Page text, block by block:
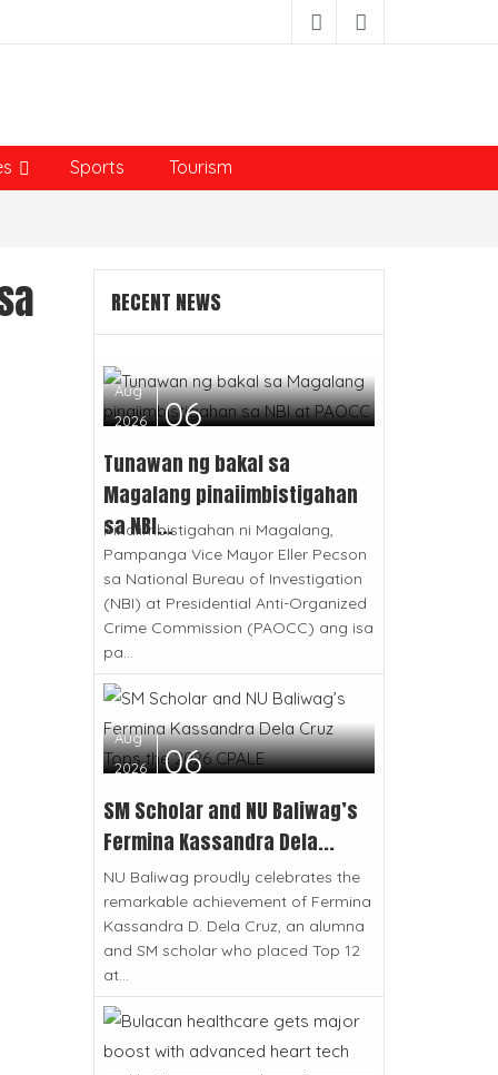
Sports Tourism
RECENT NEWS
Aug
2026
06
Tunawan ng bakal sa
Magalang pinaiimbistigahan
sa NBI...
Pinaiimbistigahan ni Magalang,
Pampanga Vice Mayor Eller Pecson
sa National Bureau of Investigation
(NBI) at Presidential Anti-Organized
Crime Commission (PAOCC) ang isa
pa...
Aug
2026
06
SM Scholar and NU Baliwag’s
Fermina Kassandra Dela...
NU Baliwag proudly celebrates the
remarkable achievement of Fermina
Kassandra D. Dela Cruz, an alumna
and SM scholar who placed Top 12
at...